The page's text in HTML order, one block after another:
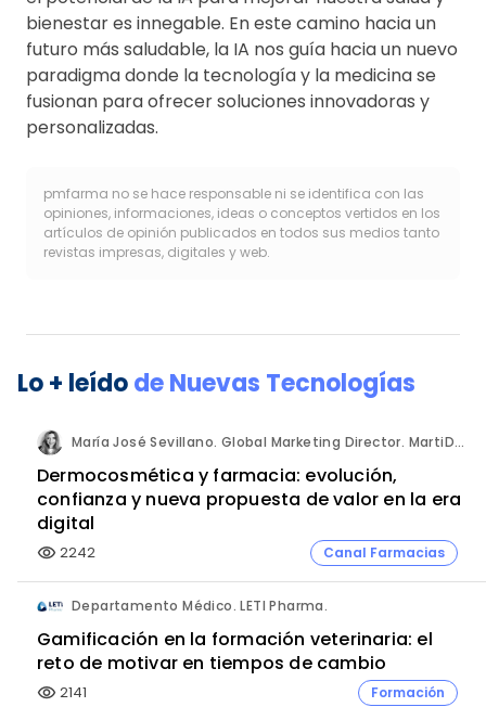
bienestar es innegable. En este camino hacia un
futuro más saludable, la IA nos guía hacia un nuevo
paradigma donde la tecnología y la medicina se
fusionan para ofrecer soluciones innovadoras y
personalizadas.
pmfarma no se hace responsable ni se identifica con las
opiniones, informaciones, ideas o conceptos vertidos en los
artículos de opinión publicados en todos sus medios tanto
revistas impresas, digitales y web.
Lo + leídodeNuevas Tecnologías
María José Sevillano. Global Marketing Director. MartiDerm.
Dermocosmética y farmacia: evolución,
confianza y nueva propuesta de valor en la era
digital
visibility 2242 Canal Farmacias
Departamento Médico. LETI Pharma.
Gamificación en la formación veterinaria: el
reto de motivar en tiempos de cambio
visibility 2141 Formación